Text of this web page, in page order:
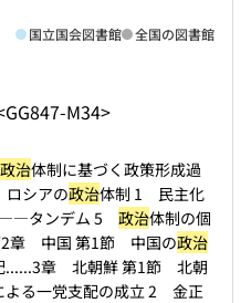
M34>
国立国会図書館 全国の図書館
政治体制に基づく政策形成過
シアの政治体制 1 民主化
――タンデム 5 政治体制の個
2章 中国 第1節 中国の政治
......3章 北朝鮮 第1節 北朝
る一党支配の成立 2 金正